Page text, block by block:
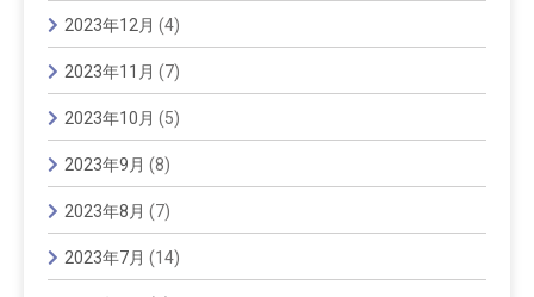
2023年12月 (4)
2023年11月 (7)
2023年10月 (5)
2023年9月 (8)
2023年8月 (7)
2023年7月 (14)